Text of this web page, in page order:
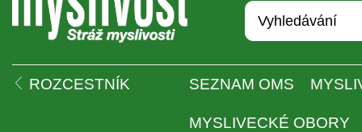
ROZCESTNÍK SEZNAM OMS
MYSLIVECKÉ OBORY